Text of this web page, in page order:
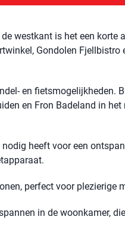
westkant is het een
Gondolen
en
en Fron Badeland in
heeft voor een
perfect voor plezierige
in de woonkamer,